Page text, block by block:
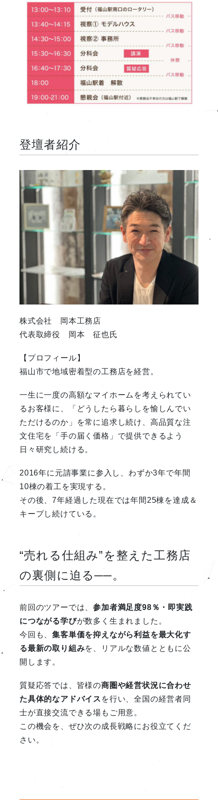
登壇者紹介
株式会社 岡本工務店
代表取締役 岡本 征也氏
【プロフィール】
福山市で地域密着型の工務店を経営。
一生に一度の高額なマイホームを考えられてい
るお客様に、「どうしたら暮らしを愉しんでい
ただけるのか」を常に追求し続け、高品質な注
文住宅を「手の届く価格」で提供できるよう
日々研究し続ける。
2016年に元請事業に参入し、わずか3年で年間
10棟の着工を実現する。
その後、7年経過した現在では年間25棟を達成＆
キープし続けている。
“売れる仕組み”を整えた工務店
の裏側に迫る──。
前回のツアーでは、参加者満足度98％・即実践
につながる学びが数多く生まれました。
今回も、集客単価を抑えながら利益を最大化す
る最新の取り組みを、リアルな数値とともに公
開します。
質疑応答では、皆様の商圏や経営状況に合わせ
た具体的なアドバイス を行い、全国の経営者同
士が直接交流できる場もご用意。
この機会を、ぜひ次の成長戦略にお役立てくだ
さい。